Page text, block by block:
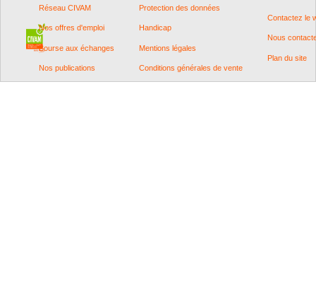
Réseau CIVAM
Nos offres d'emploi
Bourse aux échanges
Nos publications
Protection des données
Handicap
Mentions légales
Conditions générales de vente
Contactez le
Nous
Plan du site